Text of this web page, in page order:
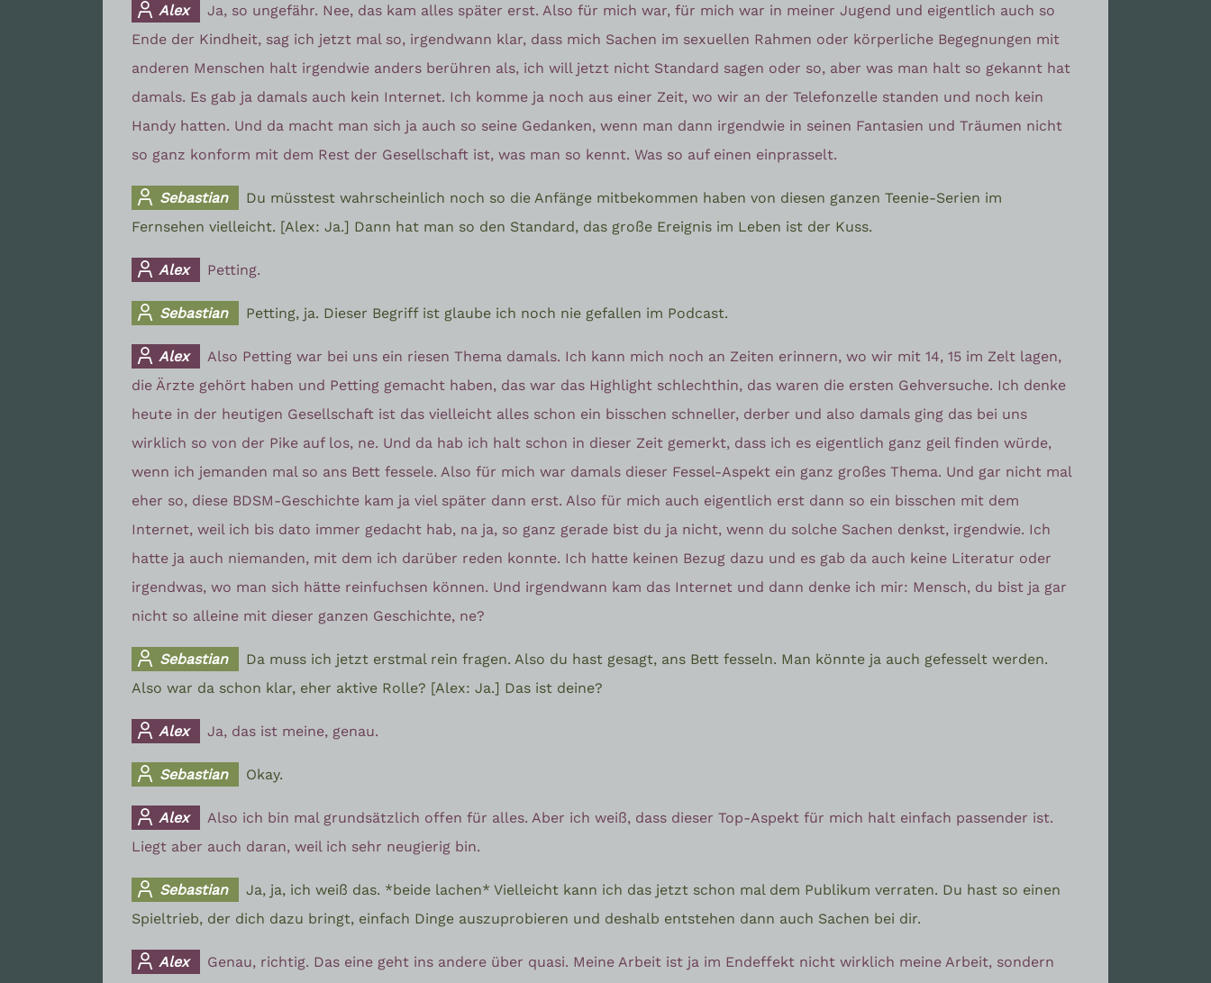
Alex
Ja, so ungefähr. Nee, das kam alles später erst. Also für mich war, für mich war in meiner Jugend und eigentlich auch so
Ende der Kindheit, sag ich jetzt mal so, irgendwann klar, dass mich Sachen im sexuellen Rahmen oder körperliche Begegnungen mit
anderen Menschen halt irgendwie anders berühren als, ich will jetzt nicht Standard sagen oder so, aber was man halt so gekannt hat
damals. Es gab ja damals auch kein Internet. Ich komme ja noch aus einer Zeit, wo wir an der Telefonzelle standen und noch kein
Handy hatten. Und da macht man sich ja auch so seine Gedanken, wenn man dann irgendwie in seinen Fantasien und Träumen nicht
so ganz konform mit dem Rest der Gesellschaft ist, was man so kennt. Was so auf einen einprasselt.
Sebastian
Du müsstest wahrscheinlich noch so die Anfänge mitbekommen haben von diesen ganzen Teenie-Serien im
Fernsehen vielleicht. [Alex: Ja.] Dann hat man so den Standard, das große Ereignis im Leben ist der Kuss.
Alex Petting.
Sebastian Petting, ja. Dieser Begriff ist glaube ich noch nie gefallen im Podcast.
Alex
Also Petting war bei uns ein riesen Thema damals. Ich kann mich noch an Zeiten erinnern, wo wir mit 14, 15 im Zelt lagen,
die Ärzte gehört haben und Petting gemacht haben, das war das Highlight schlechthin, das waren die ersten Gehversuche. Ich denke
heute in der heutigen Gesellschaft ist das vielleicht alles schon ein bisschen schneller, derber und also damals ging das bei uns
wirklich so von der Pike auf los, ne. Und da hab ich halt schon in dieser Zeit gemerkt, dass ich es eigentlich ganz geil finden würde,
wenn ich jemanden mal so ans Bett fessele. Also für mich war damals dieser Fessel-Aspekt ein ganz großes Thema. Und gar nicht mal
eher so, diese BDSM-Geschichte kam ja viel später dann erst. Also für mich auch eigentlich erst dann so ein bisschen mit dem
Internet, weil ich bis dato immer gedacht hab, na ja, so ganz gerade bist du ja nicht, wenn du solche Sachen denkst, irgendwie. Ich
hatte ja auch niemanden, mit dem ich darüber reden konnte. Ich hatte keinen Bezug dazu und es gab da auch keine Literatur oder
irgendwas, wo man sich hätte reinfuchsen können. Und irgendwann kam das Internet und dann denke ich mir: Mensch, du bist ja gar
nicht so alleine mit dieser ganzen Geschichte, ne?
Sebastian
Da muss ich jetzt erstmal rein fragen. Also du hast gesagt, ans Bett fesseln. Man könnte ja auch gefesselt werden.
Also war da schon klar, eher aktive Rolle? [Alex: Ja.] Das ist deine?
Alex Ja, das ist meine, genau.
Sebastian Okay.
Alex
Also ich bin mal grundsätzlich offen für alles. Aber ich weiß, dass dieser Top-Aspekt für mich halt einfach passender ist.
Liegt aber auch daran, weil ich sehr neugierig bin.
Sebastian
Ja, ja, ich weiß das. *beide lachen* Vielleicht kann ich das jetzt schon mal dem Publikum verraten. Du hast so einen
Spieltrieb, der dich dazu bringt, einfach Dinge auszuprobieren und deshalb entstehen dann auch Sachen bei dir.
Alex
Genau, richtig. Das eine geht ins andere über quasi. Meine Arbeit ist ja im Endeffekt nicht wirklich meine Arbeit, sondern